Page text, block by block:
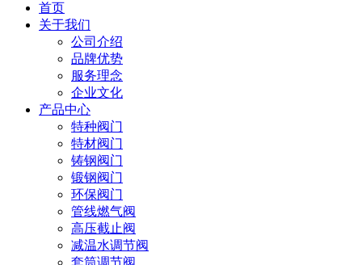
首页
关于我们
公司介绍
品牌优势
服务理念
企业文化
产品中心
特种阀门
特材阀门
铸钢阀门
锻钢阀门
环保阀门
管线燃气阀
高压截止阀
减温水调节阀
套筒调节阀